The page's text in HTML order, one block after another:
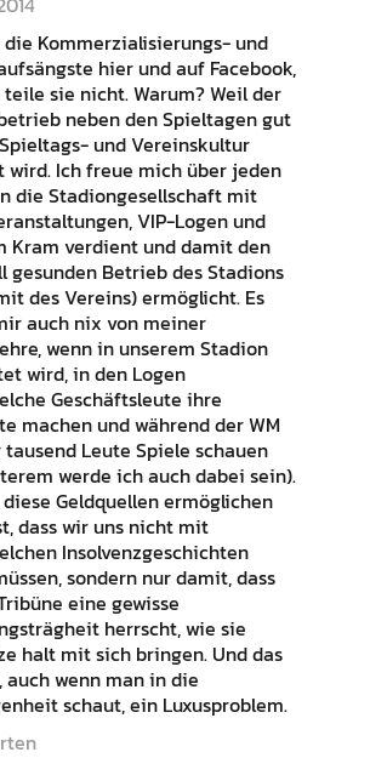
die Kommerzialisierungs- und
hier und auf Facebook,
sie nicht. Warum? Weil der
neben den Spieltagen gut
und Vereinskultur
wird. Ich freue mich über jeden
die Stadiongesellschaft mit
VIP-Logen und
Kram verdient und damit den
gesunden Betrieb des Stadions
des Vereins) ermöglicht. Es
auch nix von meiner
wenn in unserem Stadion
wird, in den Logen
Geschäftsleute ihre
machen und während der WM
Leute Spiele schauen
werde ich auch dabei sein).
Geldquellen ermöglichen
dass wir uns nicht mit
Insolvenzgeschichten
sondern nur damit, dass
eine gewisse
herrscht, wie sie
halt mit sich bringen. Und das
auch wenn man in die
schaut, ein Luxusproblem.